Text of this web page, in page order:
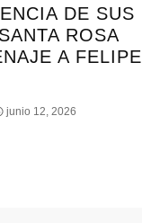
DE SUS
ROSA
A FELIPE
junio 12, 2026